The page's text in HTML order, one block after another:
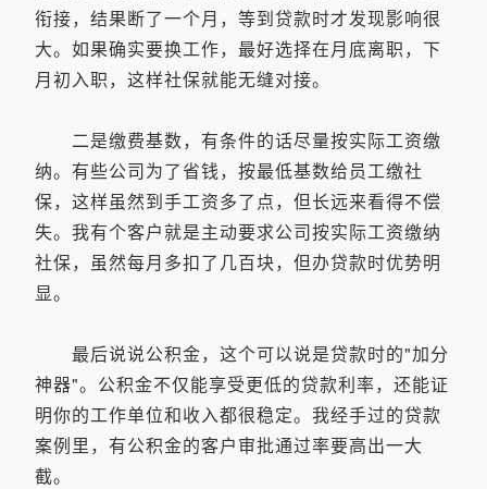
衔接，结果断了一个月，等到贷款时才发现影响很
大。如果确实要换工作，最好选择在月底离职，下
月初入职，这样社保就能无缝对接。
二是缴费基数，有条件的话尽量按实际工资缴
纳。有些公司为了省钱，按最低基数给员工缴社
保，这样虽然到手工资多了点，但长远来看得不偿
失。我有个客户就是主动要求公司按实际工资缴纳
社保，虽然每月多扣了几百块，但办贷款时优势明
显。
最后说说公积金，这个可以说是贷款时的"加分
神器"。公积金不仅能享受更低的贷款利率，还能证
明你的工作单位和收入都很稳定。我经手过的贷款
案例里，有公积金的客户审批通过率要高出一大
截。